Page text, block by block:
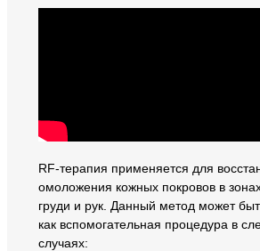
RF-терапия применяется для
омоложения кожных покровов в
груди и рук. Данный метод может
как вспомогательная процедура в
случаях: